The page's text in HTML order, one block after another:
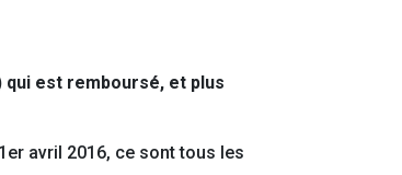
qui est remboursé, et plus
avril 2016, ce sont tous les